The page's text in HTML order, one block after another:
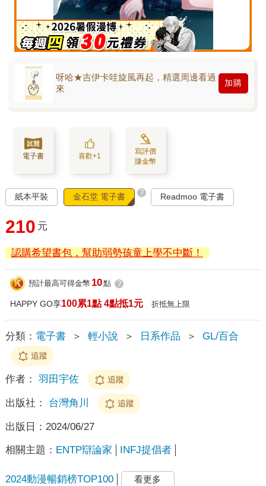
呀哈★吉伊卡哇旋風再起，精選周邊看過
來
加購
電子書 喜歡+1
寫評價
賺金幣
紙本平裝 金石堂 電子書 ? Readmoo 電子書
210 元
認購希望書包，幫助弱勢孩童上學不中斷！
預計最高可得金幣 10點 ?
HAPPY GO享100累1點 4點抵1元 折抵無上限
分類： 電子書 ＞ 輕小說 ＞ 日系作品 ＞ GL/百合
追蹤
作者： 羽田宇佐 追蹤
出版社： 台灣角川 追蹤
出版日： 2024/06/27
相關主題： ENTP辯論家 INFJ提倡者
2024動漫暢銷榜TOP100 看更多